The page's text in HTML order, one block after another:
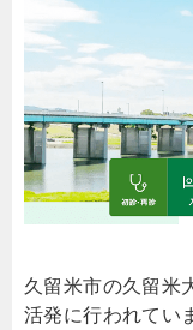
久留米市の久留米
活発に行われてい